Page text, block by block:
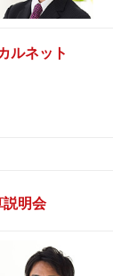
ルネット
明会